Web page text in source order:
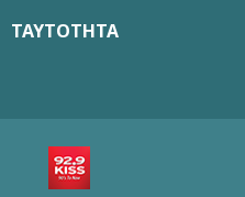
ΤΑΥΤΟΤΗΤΑ